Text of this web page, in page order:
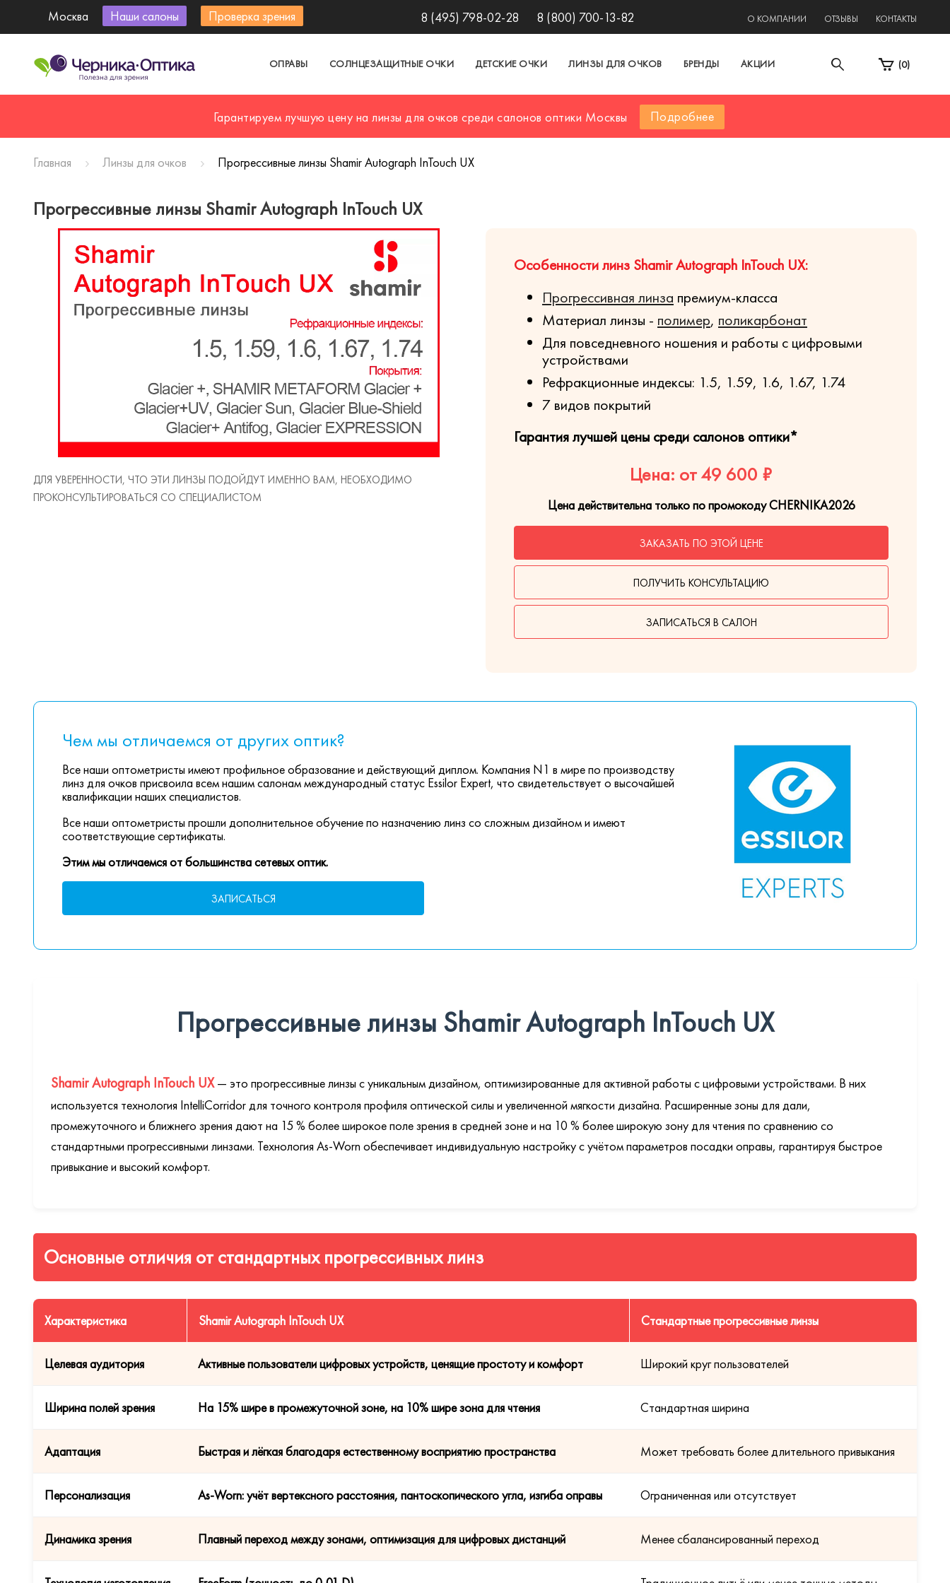
Москва Наши салоны Проверка зрения 8 (495) 798-02-28 8 (800) 700-13-82 О КОМПАНИИ ОТЗЫВЫ КОНТАКТЫ
ОПРАВЫ СОЛНЦЕЗАЩИТНЫЕ ОЧКИ ДЕТСКИЕ ОЧКИ ЛИНЗЫ ДЛЯ ОЧКОВ БРЕНДЫ АКЦИИ (0)
Гарантируем лучшую цену на линзы для очков среди салонов оптики Москвы Подробнее
Главная Линзы для очков Прогрессивные линзы Shamir Autograph InTouch UX
Прогрессивные линзы Shamir Autograph InTouch UX
ДЛЯ УВЕРЕННОСТИ, ЧТО ЭТИ ЛИНЗЫ ПОДОЙДУТ ИМЕННО ВАМ, НЕОБХОДИМО
ПРОКОНСУЛЬТИРОВАТЬСЯ СО СПЕЦИАЛИСТОМ
Особенности линз Shamir Autograph InTouch UX:
Прогрессивная линза премиум-класса
Материал линзы - полимер, поликарбонат
Для повседневного ношения и работы с цифровыми
устройствами
Рефракционные индексы: 1.5, 1.59, 1.6, 1.67, 1.74
7 видов покрытий
Гарантия лучшей цены среди салонов оптики*
Цена: от 49 600 ₽
Цена действительна только по промокоду CHERNIKA2026
ЗАКАЗАТЬ ПО ЭТОЙ ЦЕНЕ
ПОЛУЧИТЬ КОНСУЛЬТАЦИЮ
ЗАПИСАТЬСЯ В САЛОН
Чем мы отличаемся от других оптик?
Все наши оптометристы имеют профильное образование и действующий диплом. Компания N1 в мире по производству
линз для очков присвоила всем нашим салонам международный статус Essilor Expert, что свидетельствует о высочайшей
квалификации наших специалистов.
Все наши оптометристы прошли дополнительное обучение по назначению линз со сложным дизайном и имеют
соответствующие сертификаты.
Этим мы отличаемся от большинства сетевых оптик.
ЗАПИСАТЬСЯ
Прогрессивные линзы Shamir Autograph InTouch UX
Shamir Autograph InTouch UX— это прогрессивные линзы с уникальным дизайном, оптимизированные для активной работы с цифровыми устройствами. В них
используется технология IntelliCorridor для точного контроля профиля оптической силы и увеличенной мягкости дизайна. Расширенные зоны для дали,
промежуточного и ближнего зрения дают на 15 % более широкое поле зрения в средней зоне и на 10 % более широкую зону для чтения по сравнению со
стандартными прогрессивными линзами. Технология As-Worn обеспечивает индивидуальную настройку с учётом параметров посадки оправы, гарантируя быстрое
привыкание и высокий комфорт.
Основные отличия от стандартных прогрессивных линз
Характеристика Shamir Autograph InTouch UX Стандартные прогрессивные линзы
Целевая аудитория Активные пользователи цифровых устройств, ценящие простоту и комфорт Широкий круг пользователей
Ширина полей зрения На 15% шире в промежуточной зоне, на 10% шире зона для чтения Стандартная ширина
Адаптация Быстрая и лёгкая благодаря естественному восприятию пространства Может требовать более длительного привыкания
Персонализация As-Worn: учёт вертексного расстояния, пантоскопического угла, изгиба оправы Ограниченная или отсутствует
Динамика зрения Плавный переход между зонами, оптимизация для цифровых дистанций Менее сбалансированный переход